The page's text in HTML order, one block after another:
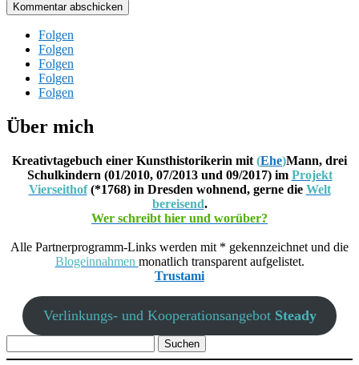
Kommentar abschicken
Folgen
Folgen
Folgen
Folgen
Folgen
Über mich
Kreativtagebuch einer Kunsthistorikerin mit (Ehe)Mann, drei
Schulkindern (01/2010, 07/2013 und 09/2017) im Projekt
Vierseithof(*1768) in Dresden wohnend, gerne die Welt
bereisend.
Wer schreibt hier und worüber?
Alle Partnerprogramm-Links werden mit * gekennzeichnet und die
Blogeinnahmen monatlich transparent aufgelistet.
Trustami
Verlinkungs- und Kooperationsangebot Steady
nach: